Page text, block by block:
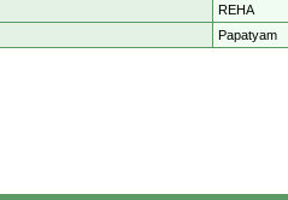
REHA
Papatyam